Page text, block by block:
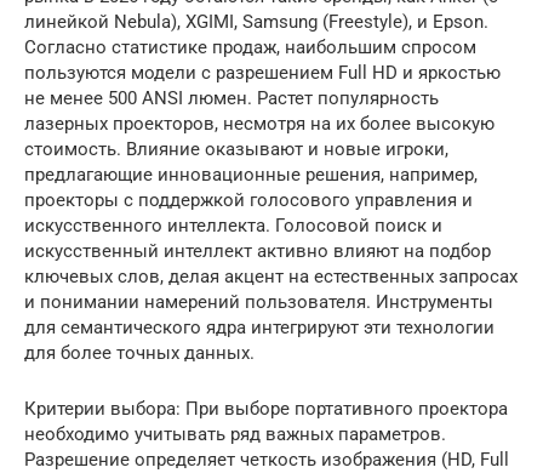
линейкой Nebula), XGIMI, Samsung (Freestyle), и Epson.
Согласно статистике продаж, наибольшим спросом
пользуются модели с разрешением Full HD и яркостью
не менее 500 ANSI люмен. Растет популярность
лазерных проекторов, несмотря на их более высокую
стоимость. Влияние оказывают и новые игроки,
предлагающие инновационные решения, например,
проекторы с поддержкой голосового управления и
искусственного интеллекта. Голосовой поиск и
искусственный интеллект активно влияют на подбор
ключевых слов, делая акцент на естественных запросах
и понимании намерений пользователя. Инструменты
для семантического ядра интегрируют эти технологии
для более точных данных.
Критерии выбора: При выборе портативного проектора
необходимо учитывать ряд важных параметров.
Разрешение определяет четкость изображения (HD, Full